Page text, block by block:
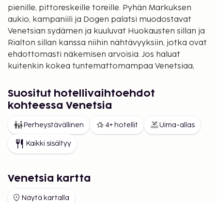
pienille, pittoreskeille toreille. Pyhän Markuksen
aukio, kampaniili ja Dogen palatsi muodostavat
Venetsian sydämen ja kuuluvat Huokausten sillan ja
Rialton sillan kanssa niihin nähtävyyksiin, jotka ovat
ehdottomasti näkemisen arvoisia. Jos haluat
kuitenkin kokea tuntemattomampaa Venetsiaa,
kortteleista, esim. Castelloon. Täällä pyykit
ripustetaan naruille talojen väliin ja herkullista
Lumoava kaupunki Päiväsaikaan kaupunki on
täynnä elämää, mutta illalla se muuttuu rauhalliseksi
ja romanttiseksi. Viihtyisiä osteripaikkoja ja
Pyhän Markuksen aukiota kohti. Kapeilta kujilta voi
ravintoloita. Jos haluat illallisen jälkeen lähteä
Suositut hotellivaihtoehdot
kohteessa Venetsia
Perheystävällinen 4+ hotellit Uima-allas
Kaikki sisältyy
Venetsia kartta
Näytä kartalla